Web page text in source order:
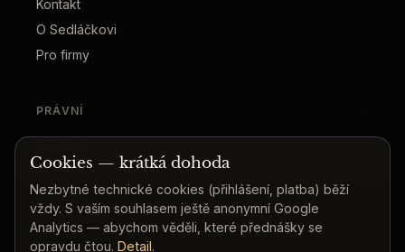
Kontakt
O Sedláčkovi
Pro firmy
PRÁVNÍ
Soukromí
Cookies
Bezpečnost
Cookies — krátká dohoda
Nezbytné technické cookies (přihlášení, platba) běží
vždy. S vaším souhlasem ještě anonymní Google
Analytics — abychom věděli, které přednášky se
opravdu čtou. Detail.